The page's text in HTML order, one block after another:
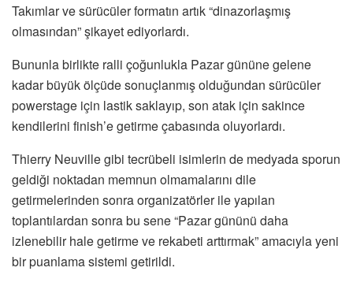
Takımlar ve sürücüler formatın artık “dinazorlaşmış
olmasından” şikayet ediyorlardı.
Bununla birlikte ralli çoğunlukla Pazar gününe gelene
kadar büyük ölçüde sonuçlanmış olduğundan sürücüler
powerstage için lastik saklayıp, son atak için sakince
kendilerini finish’e getirme çabasında oluyorlardı.
Thierry Neuville gibi tecrübeli isimlerin de medyada sporun
geldiği noktadan memnun olmamalarını dile
getirmelerinden sonra organizatörler ile yapılan
toplantılardan sonra bu sene “Pazar gününü daha
izlenebilir hale getirme ve rekabeti arttırmak” amacıyla yeni
bir puanlama sistemi getirildi.